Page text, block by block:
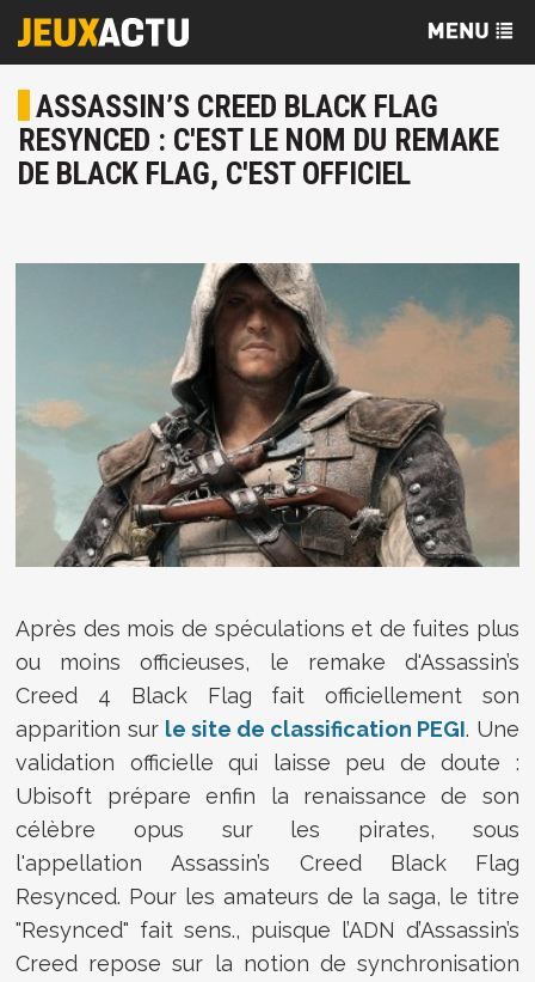
ASSASSIN’S CREED BLACK FLAG
RESYNCED : C'EST LE NOM DU REMAKE
DE BLACK FLAG, C'EST OFFICIEL
Après des mois de spéculations et de fuites plus
ou moins officieuses, le remake d'Assassin’s
Creed 4 Black Flag fait officiellement son
apparition sur le site de classification PEGI. Une
validation officielle qui laisse peu de doute :
Ubisoft prépare enfin la renaissance de son
célèbre opus sur les pirates, sous
l'appellationAssassin’s Creed Black Flag
Resynced. Pour les amateurs de la saga, le titre
"Resynced" fait sens., puisque l’ADN d’Assassin’s
Creed repose sur la notion de synchronisation